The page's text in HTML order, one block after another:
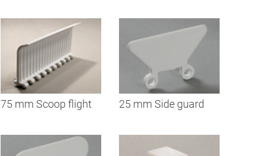
75 mm Scoop flight 25 mm Side guard